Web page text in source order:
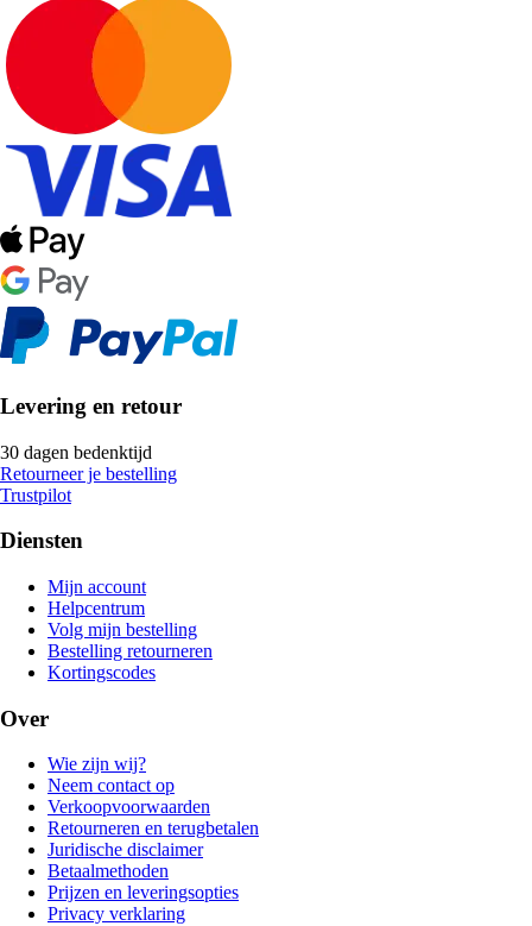
Levering en retour
30 dagen bedenktijd
Retourneer je bestelling
Trustpilot
Diensten
Mijn account
Helpcentrum
Volg mijn bestelling
Bestelling retourneren
Kortingscodes
Over
Wie zijn wij?
Neem contact op
Verkoopvoorwaarden
Retourneren en terugbetalen
Juridische disclaimer
Betaalmethoden
Prijzen en leveringsopties
Privacy verklaring